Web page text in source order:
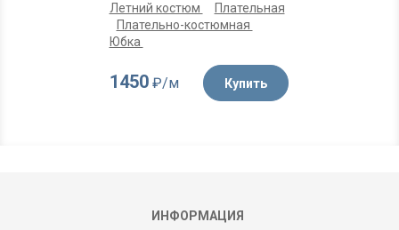
Летний костюм
Плательная
Плательно-костюмная
Юбка
1450₽/м Купить
ИНФОРМАЦИЯ